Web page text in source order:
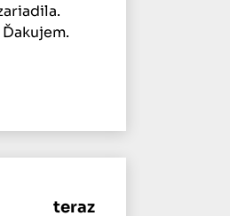
teraz